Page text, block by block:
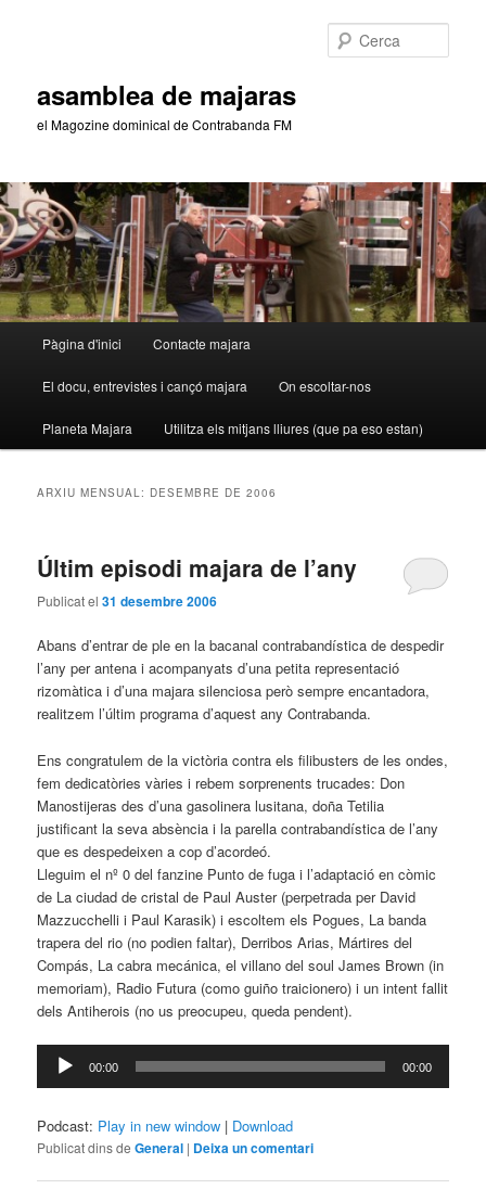
asamblea de majaras
el Magozine dominical de Contrabanda FM
principal
Pàgina d'inici Contacte majara
El docu, entrevistes i cançó majara On escoltar-nos
Planeta Majara Utilitza els mitjans lliures (que pa eso estan)
ARXIU MENSUAL: DESEMBRE DE 2006
Últim episodi majara de l’any
Publicat el31 desembre 2006
Abans d’entrar de ple en la bacanal contrabandística de despedir
l’any per antena i acompanyats d’una petita representació
rizomàtica i d’una majara silenciosa però sempre encantadora,
realitzem l’últim programa d’aquest any Contrabanda.
Ens congratulem de la victòria contra els filibusters de les ondes,
fem dedicatòries vàries i rebem sorprenents trucades: Don
Manostijeras des d’una gasolinera lusitana, doña Tetilia
justificant la seva absència i la parella contrabandística de l’any
que es despedeixen a cop d’acordeó.
Lleguim el nº 0 del fanzine Punto de fuga i l’adaptació en còmic
de La ciudad de cristal de Paul Auster (perpetrada per David
Mazzucchelli i Paul Karasik) i escoltem els Pogues, La banda
trapera del rio (no podien faltar), Derribos Arias, Mártires del
Compás, La cabra mecánica, el villano del soul James Brown (in
memoriam), Radio Futura (como guiño traicionero) i un intent fallit
dels Antiherois (no us preocupeu, queda pendent).
Reproductor
d'àudio
00:00 00:00
Podcast: Play in new window | Download
Publicat dins de General | Deixa un comentari